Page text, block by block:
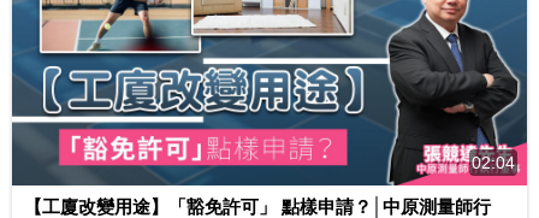
02:04
【工廈改變用途】「豁免許可」 點樣申請？│中原測量師行